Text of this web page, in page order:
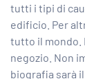
tutti i tipi di
edificio. Per
tutto il mondo.
negozio. Non
biografia sarà